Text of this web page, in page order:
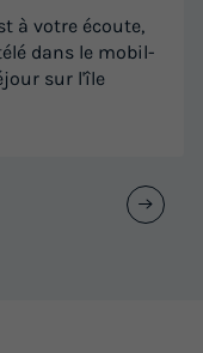
à votre écoute,
dans le mobil-
sur l'île